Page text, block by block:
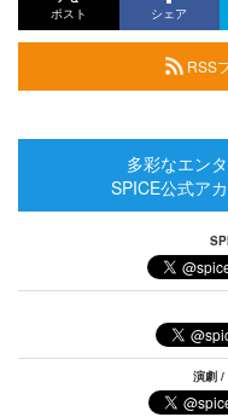
ポスト シェア
RSS
多彩なエン
SPICE公式ア
演劇 /